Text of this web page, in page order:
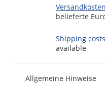
Versandkosten
belieferte
Shipping costs
available
Allgemeine Hinweise